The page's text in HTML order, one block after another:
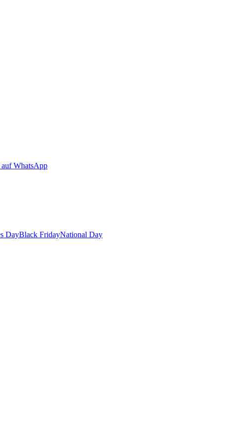
WhatsApp
DayBlack FridayNational Day